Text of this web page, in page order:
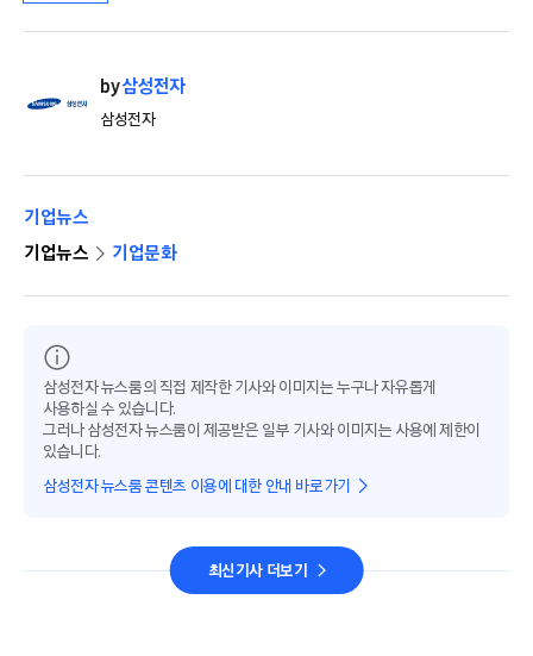
by삼성전자
삼성전자
기업뉴스
기업뉴스
기업문화
삼성전자 뉴스룸의 직접 제작한 기사와 이미지는 누구나 자유롭게
사용하실 수 있습니다.
그러나 삼성전자 뉴스룸이 제공받은 일부 기사와 이미지는 사용에 제한이
있습니다.
삼성전자 뉴스룸 콘텐츠 이용에 대한 안내 바로가기
최신기사 더보기